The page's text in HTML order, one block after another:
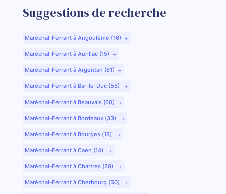
Suggestions de recherche
Maréchal-Ferrant à Angoulême (16)
Maréchal-Ferrant à Aurillac (15)
Maréchal-Ferrant à Argentan (61)
Maréchal-Ferrant à Bar-le-Duc (55)
Maréchal-Ferrant à Beauvais (60)
Maréchal-Ferrant à Bordeaux (33)
Maréchal-Ferrant à Bourges (18)
Maréchal-Ferrant à Caen (14)
Maréchal-Ferrant à Chartres (28)
Maréchal-Ferrant à Cherbourg (50)